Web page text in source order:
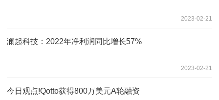
2023-02-21
澜起科技：2022年净利润同比增长57%
2023-02-21
今日观点!Qotto获得800万美元A轮融资